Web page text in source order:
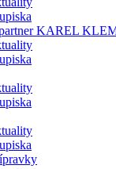
KAREL